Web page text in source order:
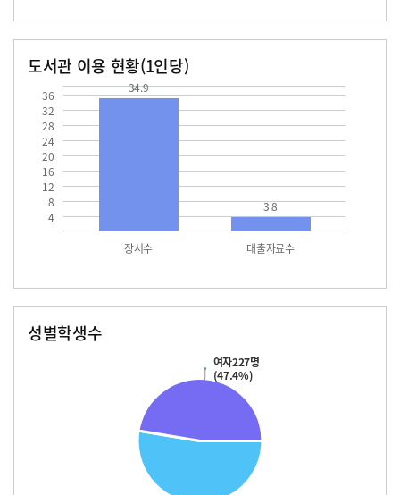
도서관 이용 현황(1인당)
4
8
12
16
20
24
28
32
36
장서수 대출자료수
34.9
3.8
성별학생수
여자227명
(47.4%)